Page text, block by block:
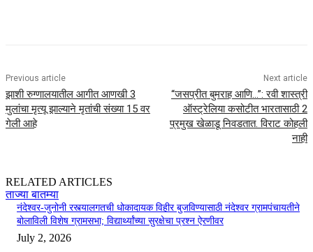
Previous article
झाशी रुग्णालयातील आगीत आणखी 3
मुलांचा मृत्यू झाल्याने मृतांची संख्या 15 वर
गेली आहे
Next article
“जसप्रीत बुमराह आणि…”: रवी शास्त्री
ऑस्ट्रेलिया कसोटीत भारतासाठी 2
प्रमुख खेळाडू निवडतात. विराट कोहली
नाही
RELATED ARTICLES
ताज्या बातम्या
नंदेश्वर-जुनोनी रस्त्यालगतची धोकादायक विहीर बुजविण्यासाठी नंदेश्वर ग्रामपंचायतीने
बोलाविली विशेष ग्रामसभा; विद्यार्थ्यांच्या सुरक्षेचा प्रश्न ऐरणीवर
July 2, 2026